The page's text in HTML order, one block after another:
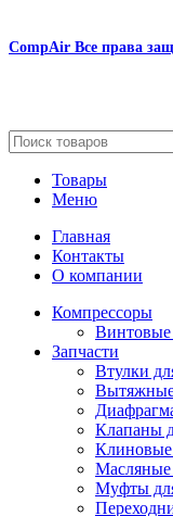
CompAir Все права
Товары
Меню
Главная
Контакты
О компании
Компрессоры
Винтовые
Запчасти
Втулки
Вытяжные
Клапаны
Клиновые
Масляные
Муфты